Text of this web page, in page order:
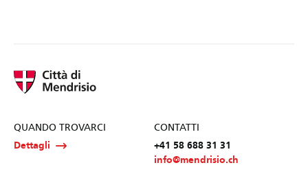
QUANDO TROVARCI
Dettagli
CONTATTI
+41 58 688 31 31
info@mendrisio.ch